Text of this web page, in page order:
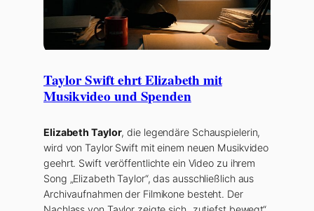
Taylor Swift ehrt Elizabeth mit
Musikvideo und Spenden
Elizabeth Taylor, die legendäre Schauspielerin,
wird von Taylor Swift mit einem neuen Musikvideo
geehrt. Swift veröffentlichte ein Video zu ihrem
Song „Elizabeth Taylor“, das ausschließlich aus
Archivaufnahmen der Filmikone besteht. Der